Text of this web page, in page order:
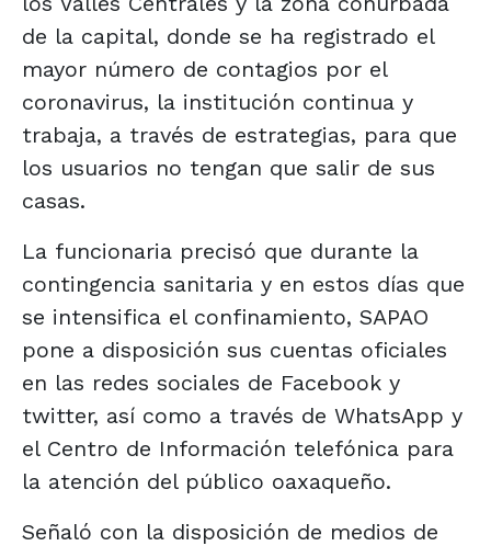
de la capital, donde se ha registrado el
mayor número de contagios por el
coronavirus, la institución continua y
trabaja, a través de estrategias, para que
los usuarios no tengan que salir de sus
casas.
La funcionaria precisó que durante la
contingencia sanitaria y en estos días que
se intensifica el confinamiento, SAPAO
pone a disposición sus cuentas oficiales
en las redes sociales de Facebook y
twitter, así como a través de WhatsApp y
el Centro de Información telefónica para
la atención del público oaxaqueño.
Señaló con la disposición de medios de